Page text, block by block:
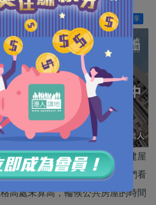
香港
分享
18
問題，坊間亦提出了不少拓地建屋
像泥牛入海。這麼多年來，我們看
高處未算高，輪候公共房屋的時間